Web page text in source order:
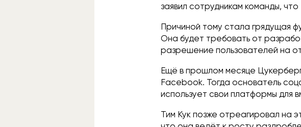
заявил сотрудникам команды,
Причиной тому стала грядущая
Она будет требовать от
разрешение пользователей на
Ещё в прошлом месяце
Facebook. Тогда основатель
использует свои платформы для
Тим Кук позже отреагировал на